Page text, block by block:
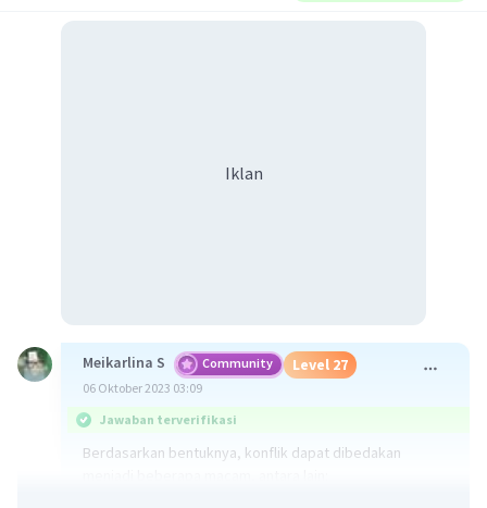
Iklan
Meikarlina S Community Level 27
06 Oktober 2023 03:09
Jawaban terverifikasi
Berdasarkan bentuknya, konflik dapat dibedakan